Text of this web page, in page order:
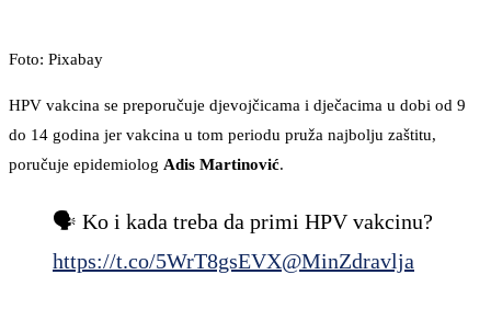
Foto: Pixabay
HPV vakcina se preporučuje djevojčicama i dječacima u dobi od 9
do 14 godina jer vakcina u tom periodu pruža najbolju zaštitu,
poručuje epidemiolog Adis Martinović.
🗣️ Ko i kada treba da primi HPV vakcinu?
https://t.co/5WrT8gsEVX@MinZdravlja